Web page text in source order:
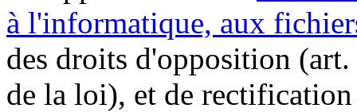
à l'informatique, aux
des droits d'opposition
de la loi), et de